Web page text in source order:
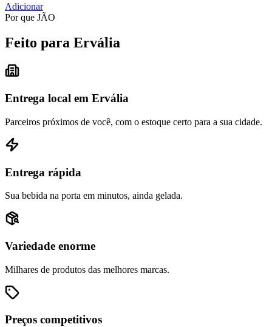
Adicionar
Por que JÃO
Feito para Ervália
Entrega local em Ervália
Parceiros próximos de você, com o estoque certo para a sua cidade.
Entrega rápida
Sua bebida na porta em minutos, ainda gelada.
Variedade enorme
Milhares de produtos das melhores marcas.
Preços competitivos